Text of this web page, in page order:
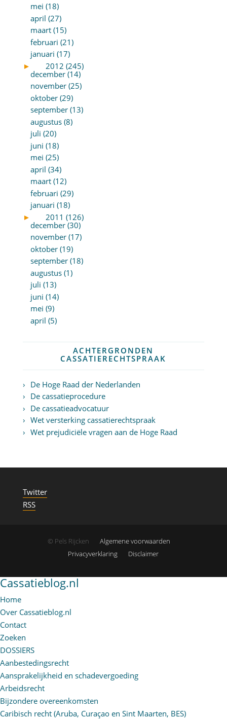
mei (18)
april (27)
maart (15)
februari (21)
januari (17)
►
2012 (245)
december (14)
november (25)
oktober (29)
september (13)
augustus (8)
juli (20)
juni (18)
mei (25)
april (34)
maart (12)
februari (29)
januari (18)
►
2011 (126)
december (30)
november (17)
oktober (19)
september (18)
augustus (1)
juli (13)
juni (14)
mei (9)
april (5)
ACHTERGRONDEN
CASSATIERECHTSPRAAK
De Hoge Raad der Nederlanden
De cassatieprocedure
De cassatieadvocatuur
Wet versterking cassatierechtspraak
Wet prejudiciële vragen aan de Hoge Raad
Twitter
RSS
© Pels Rijcken
Algemene voorwaarden
Privacyverklaring
Disclaimer
Cassatieblog.nl
Home
Over Cassatieblog.nl
Contact
Zoeken
DOSSIERS
Aanbestedingsrecht
Aansprakelijkheid en schadevergoeding
Arbeidsrecht
Bijzondere overeenkomsten
Caribisch recht (Aruba, Curaçao en Sint Maarten, BES)